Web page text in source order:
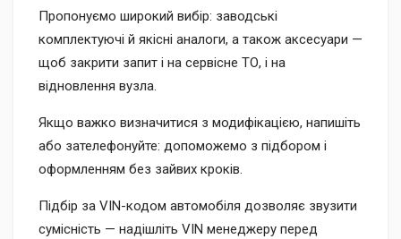
Пропонуємо широкий вибір: заводські
комплектуючі й якісні аналоги, а також аксесуари —
щоб закрити запит і на сервісне ТО, і на
відновлення вузла.
Якщо важко визначитися з модифікацією, напишіть
або зателефонуйте: допоможемо з підбором і
оформленням без зайвих кроків.
Підбір за VIN-кодом автомобіля дозволяє звузити
сумісність — надішліть VIN менеджеру перед